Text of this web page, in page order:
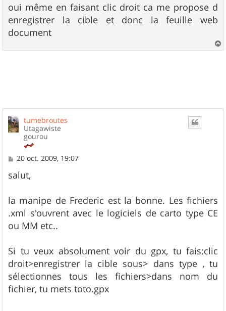
s
s
a
g
e
oui même en faisant clic droit ca me propose d
enregistrer la cible et donc la feuille web
document
a
tumebroutes
Utagawiste
gourou
M
s
s
g
e
20 oct. 2009, 19:07
salut,
la manipe de Frederic est la bonne. Les fichiers
.xml s'ouvrent avec le logiciels de carto type CE
ou MM etc..
Si tu veux absolument voir du gpx, tu fais:clic
droit>enregistrer la cible sous> dans type , tu
sélectionnes tous les fichiers>dans nom du
fichier, tu mets toto.gpx